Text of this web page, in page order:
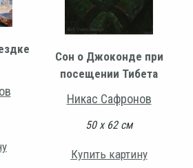
Сон о Джоконде при
посещении Тибета
Никас Сафронов
50 х 62 см
Купить картину